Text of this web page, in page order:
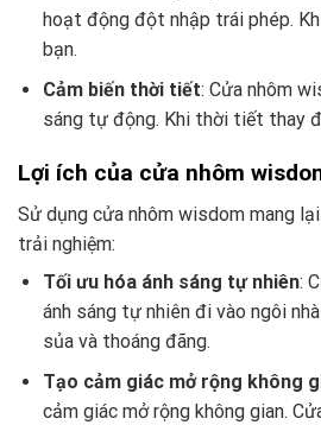
hoạt động đột nhập trái phép.
bạn.
Cảm biến thời tiết: Cửa nhôm
sáng tự động. Khi thời tiết thay
Lợi ích của cửa nhôm
Sử dụng cửa nhôm wisdom mang
trải nghiệm:
Tối ưu hóa ánh sáng tự nhiên:
ánh sáng tự nhiên đi vào ngôi
sủa và thoáng đãng.
Tạo cảm giác mở rộng không
cảm giác mở rộng không gian.